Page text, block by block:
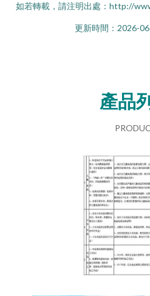
如若轉載，請注明出處：http://
更新時間：2026-
產品